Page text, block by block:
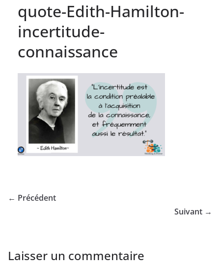
quote-Edith-Hamilton-
incertitude-
connaissance
← Précédent
Suivant →
Laisser un commentaire